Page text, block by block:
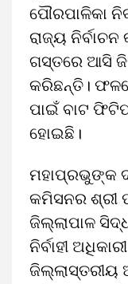
ପୌରପାଳିକା
ରାଜ୍ୟ
ଗସ୍ତରେ ଆସି
କରିଛନ୍ତି।
ପାଇଁ ବାଟ
ହୋଇଛି।
ମହାପ୍ରଭୁଙ୍କ
କମିସନର ଶ୍ରୀ
ଜିଲ୍ଲାପାଳ
ନିର୍ବାହୀ
ଜିଲ୍ଲାସ୍ତରୀୟ